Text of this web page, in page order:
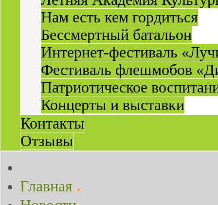
Нам есть кем гордиться
Бессмертный батальон
Интернет-фестиваль
Фестиваль флешмобов
Патриотическое
Концерты и выставки
Контакты
Отзывы
Главная